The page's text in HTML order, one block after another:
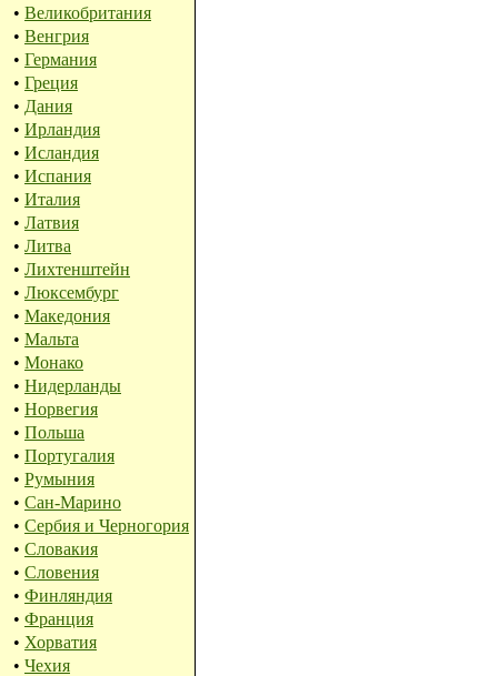
• Великобритания
• Венгрия
• Германия
• Греция
• Дания
• Ирландия
• Исландия
• Испания
• Италия
• Латвия
• Литва
• Лихтенштейн
• Люксембург
• Македония
• Мальта
• Монако
• Нидерланды
• Норвегия
• Польша
• Португалия
• Румыния
• Сан-Марино
• Сербия и Черногория
• Словакия
• Словения
• Финляндия
• Франция
• Хорватия
• Чехия